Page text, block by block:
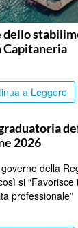
Capitaneria
a Leggere
2026
della
si “Favorisce
professionale”